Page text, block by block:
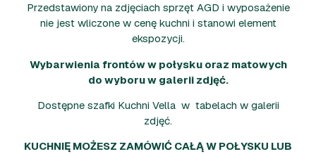
Przedstawiony na zdjęciach sprzęt AGD i wyposażenie
nie jest wliczone w cenę kuchni i stanowi element
ekspozycji.
Wybarwienia frontów w połysku oraz matowych
do wyboru w galerii zdjęć.
Dostępne szafki Kuchni Vella w tabelach w galerii
zdjęć.
KUCHNIĘ MOŻESZ ZAMÓWIĆ CAŁĄ W POŁYSKU LUB